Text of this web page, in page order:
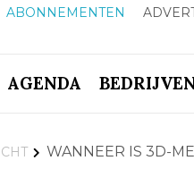
ABONNEMENTEN
AGENDA
WANNEER IS 3D-